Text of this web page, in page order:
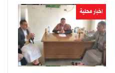
اخبار محلية